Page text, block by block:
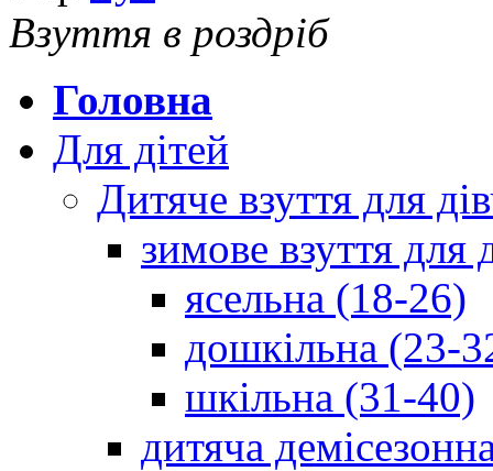
Взуття в роздріб
Головна
Для дітей
Дитяче взуття для
зимове взуття для
ясельна (18-26)
дошкільна (23-
шкільна (31-40)
дитяча